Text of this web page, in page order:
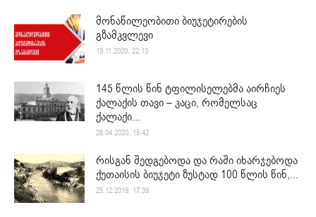
მონაწილეობითი ბიუჯეტირების
გზამკვლევი
19.11.2020. 22:13
145 წლის წინ ტფილისელებმა აირჩიეს
ქალაქის თავი – კაცი, რომელსაც
ქალაქი...
28.04.2020. 15:42
რისგან შედგებოდა და რაში იხარჯებოდა
ქუთაისის ბიუჯეტი ზუსტად 100 წლის წინ,...
25.12.2019. 17:39